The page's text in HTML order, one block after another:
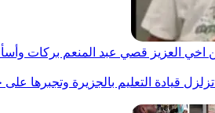
اخي العزيز قصي عبد المنعم بركات
قيادة التعليم بالجزيرة وتجبرها